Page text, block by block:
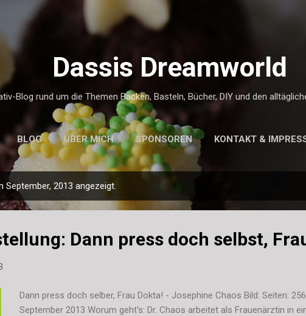
Direkt zum Hauptbereich
Dassis Dreamworld
Blog rund um die Themen Backen, Basteln, Bücher, DIY und den
BLOG ÜBER MICH SPONSOREN KONTAKT &
September, 2013 angezeigt.
Dann press doch selbst,
Dann press doch selber, Frau Dokta! - Josephine Chaos Bild: Seiten:
September 2013 Worum geht's: Dr. Chaos arbeitet als Frauenärztin in